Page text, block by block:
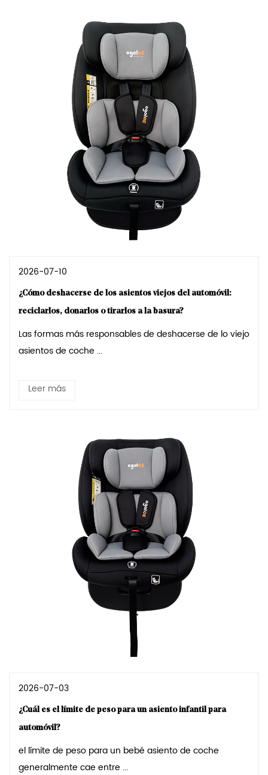
2026-07-10
¿Cómo deshacerse de los asientos viejos del automóvil:
reciclarlos, donarlos o tirarlos a la basura?
Las formas más responsables de deshacerse de lo viejo
asientos de coche ...
Leer más
2026-07-03
¿Cuál es el límite de peso para un asiento infantil para
automóvil?
el límite de peso para un bebé asiento de coche
generalmente cae entre ...